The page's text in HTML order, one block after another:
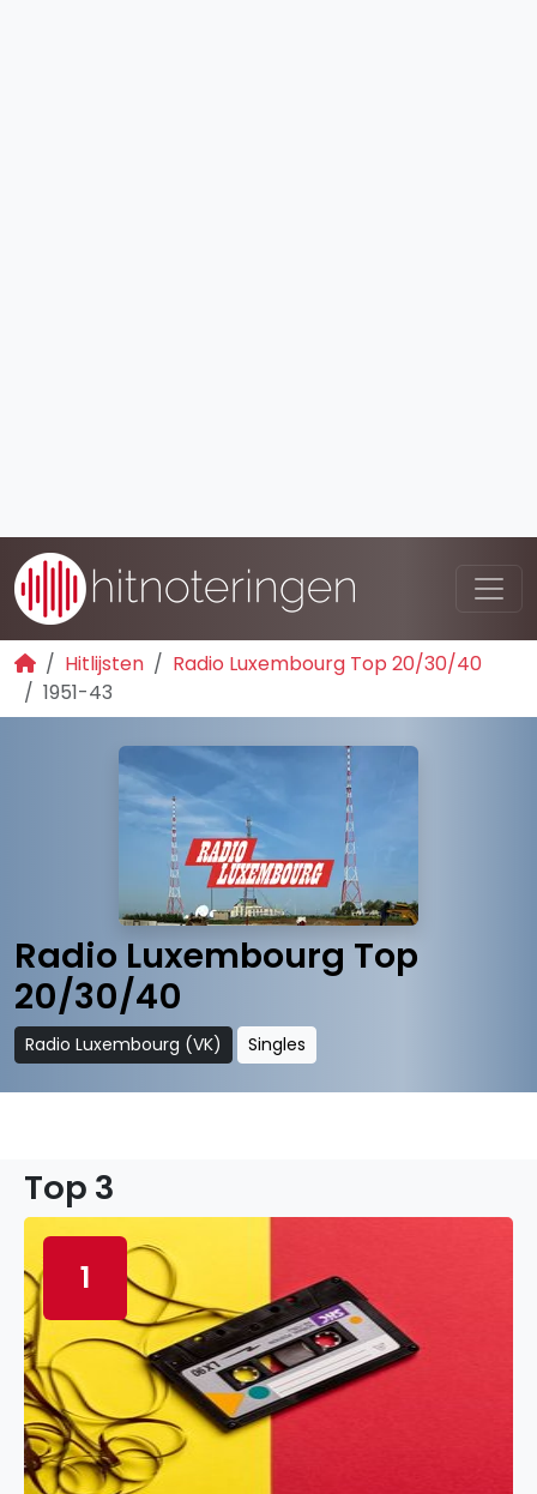
Hitlijsten
Radio Luxembourg Top 20/30/40
1951-43
Radio Luxembourg Top
20/30/40
Radio Luxembourg (VK) Singles
Top 3
1